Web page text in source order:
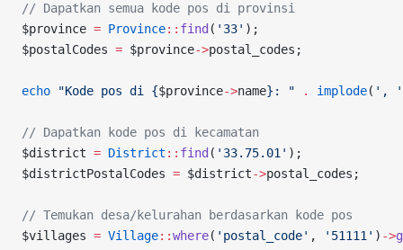
// Dapatkan semua kode pos di provinsi
$province = Province:: find ( '33' );
$postalCodes = $province->postal_codes;
echo "Kode pos di {$province->name}: " . implode( ', '
// Dapatkan kode pos di kecamatan
$district = District :: find ( '33.75.01' );
$districtPostalCodes = $district->postal_codes;
// Temukan desa/kelurahan berdasarkan kode pos
$villages = Village::where( 'postal_code' , '51111' ) ->